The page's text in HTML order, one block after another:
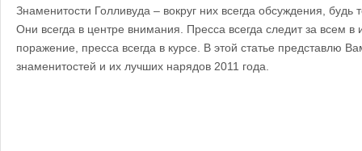
Знаменитости Голливуда – вокруг них всегда обсуждения, будь
Они всегда в центре внимания. Пресса всегда следит за всем в
поражение, пресса всегда в курсе. В этой статье представлю
знаменитостей и их лучших нарядов 2011 года.